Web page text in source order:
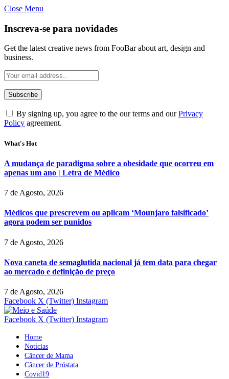
Close Menu
Inscreva-se para novidades
Get the latest creative news from FooBar about art, design and
business.
By signing up, you agree to the our terms and ourPrivacy
Policy agreement.
What's Hot
A mudança de paradigma sobre a obesidade que ocorreu em
apenas um ano | Letra de Médico
7 de Agosto, 2026
Médicos que prescrevem ou aplicam ‘Mounjaro falsificado’
agora podem ser punidos
7 de Agosto, 2026
Nova caneta de semaglutida nacional já tem data para chegar
ao mercado e definição de preço
7 de Agosto, 2026
Facebook X (Twitter) Instagram
Facebook X (Twitter) Instagram
Home
Notícias
Câncer de Mama
Câncer de Próstata
Covid19